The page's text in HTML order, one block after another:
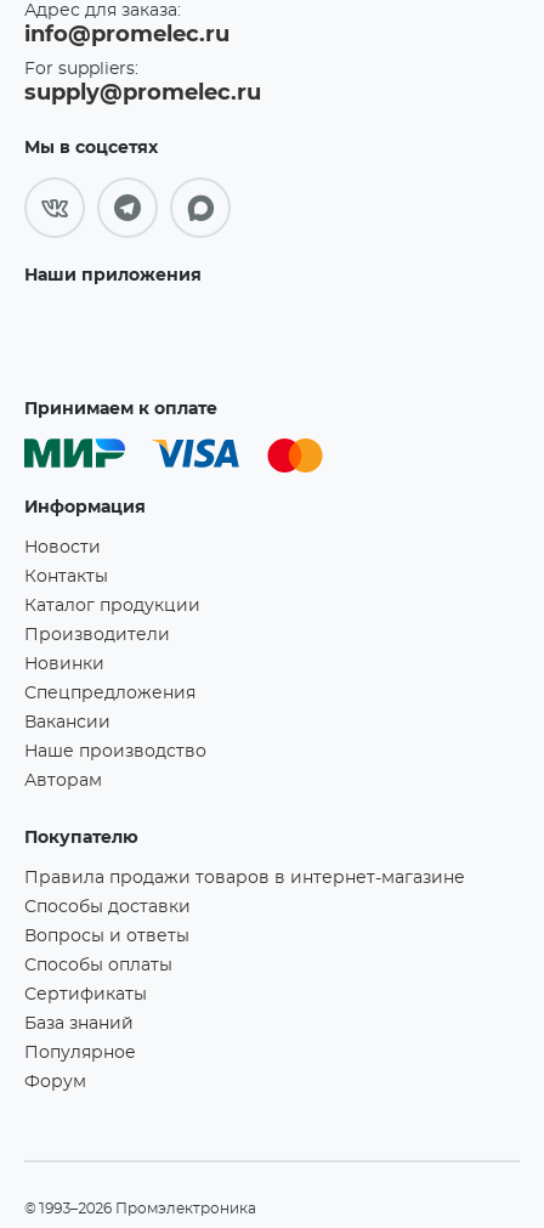
Адрес для заказа:
info@promelec.ru
For suppliers:
supply@promelec.ru
Мы в соцсетях
Наши приложения
Принимаем к оплате
Информация
Новости
Контакты
Каталог продукции
Производители
Новинки
Спецпредложения
Вакансии
Наше производство
Авторам
Покупателю
Правила продажи товаров в интернет-магазине
Способы доставки
Вопросы и ответы
Способы оплаты
Сертификаты
База знаний
Популярное
Форум
©1993–2026 Промэлектроника